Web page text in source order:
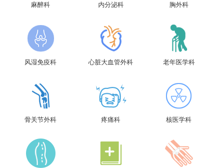
麻醉科 内分泌科 胸外科
风湿免疫科 心脏大血管外科 老年医学科
骨关节外科 疼痛科 核医学科